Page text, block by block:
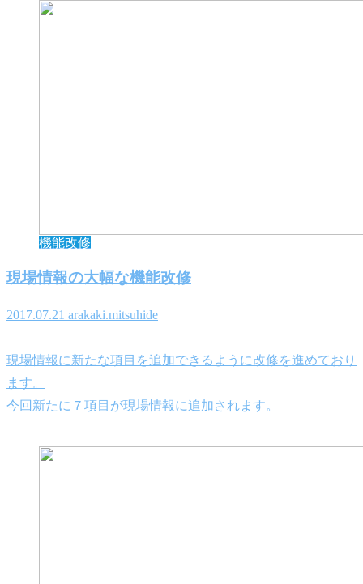
機能改修
現場情報の大幅な機能改修
2017.07.21 arakaki.mitsuhide
現場情報に新たな項目を追加できるように改修を進めており
ます。
今回新たに７項目が現場情報に追加されます。